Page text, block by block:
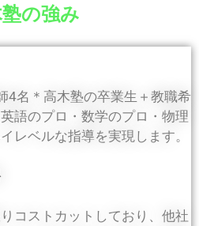
の強み
4名＊高木塾の卒業生＋教職希
語のプロ・数学のプロ・物理
レベルな指導を実現します。
コストカットしており、他社